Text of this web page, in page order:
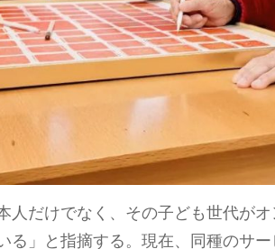
人だけでなく、その子ども世代が
る」と指摘する。現在、同種のサ